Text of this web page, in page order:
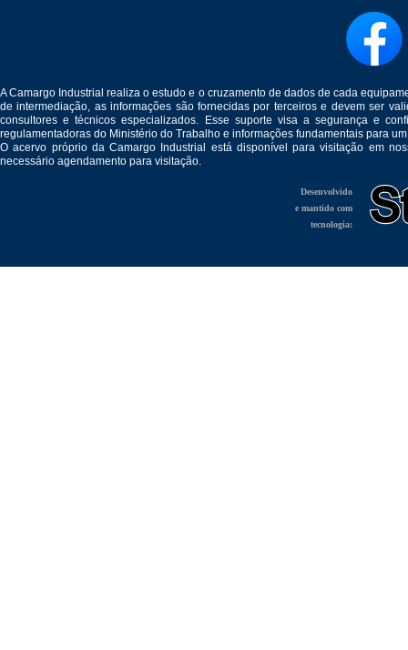
A Camargo Industrial realiza o estudo e o cruzamento de dados de cada
de intermediação, as informações são fornecidas por terceiros e devem ser
consultores e técnicos especializados. Esse suporte visa a segurança e
regulamentadoras do Ministério do Trabalho e informações fundamentais para
O acervo próprio da Camargo Industrial está disponível para visitação em
necessário agendamento para visitação.
Desenvolvido
e mantido com
tecnologia: